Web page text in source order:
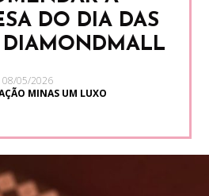
DO DIA DAS
08/05/2026
MINAS UM LUXO